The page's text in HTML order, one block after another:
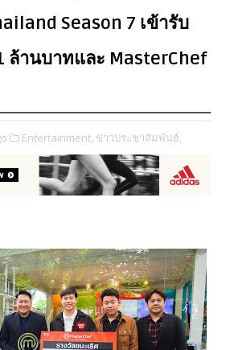
Season 7 เข้ารับ
ล้านบาทและ MasterChef
Entertainment, ข่าวประชาสัมพันธ์,